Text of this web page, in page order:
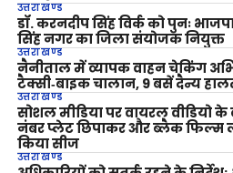
उत्तराखण्ड
डॉ. करनदीप सिंह विर्क को पुनः
सिंह नगर का जिला संयोजक नियुक्त
उत्तराखण्ड
नैनीताल में व्यापक वाहन चेकिंग
टैक्सी‑बाइक चालान, 9 बसें दैन्य
उत्तराखण्ड
सोशल मीडिया पर वायरल वीडियो के
नंबर प्लेट छिपाकर और ब्लैक फिल्म
किया सीज
उत्तराखण्ड